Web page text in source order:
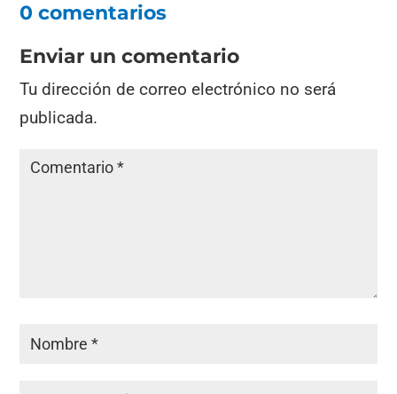
0 comentarios
Enviar un comentario
Tu dirección de correo electrónico no será
publicada.